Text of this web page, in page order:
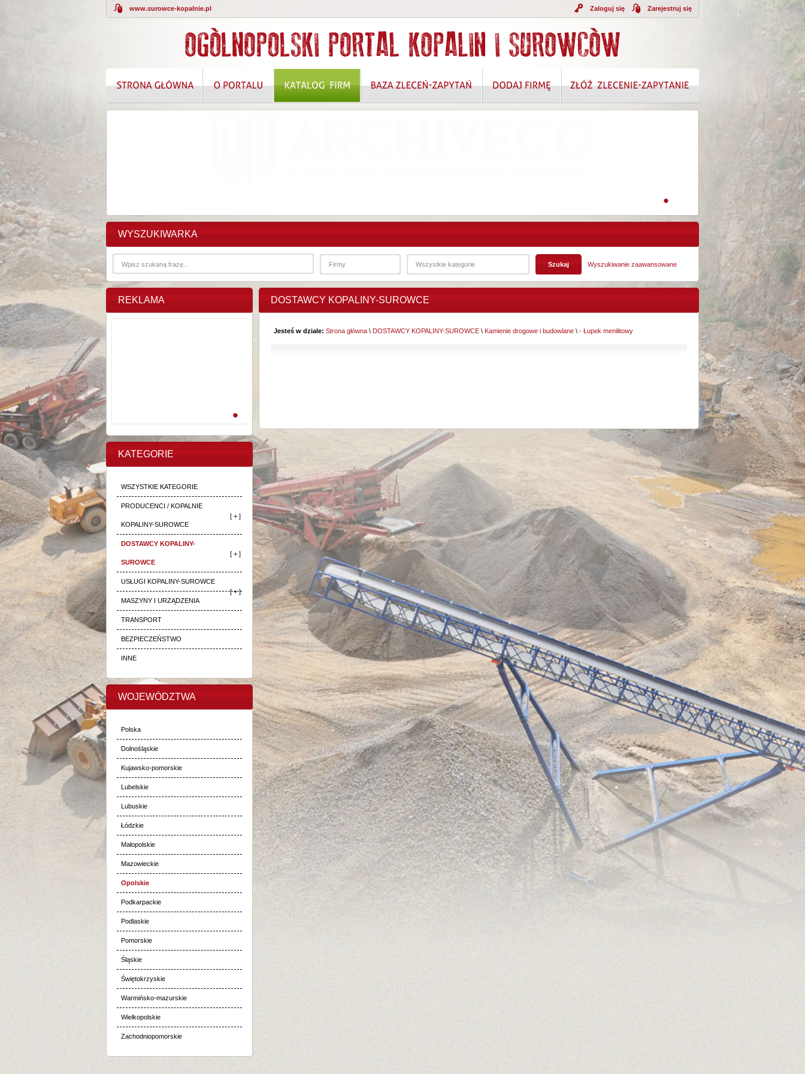
www.surowce-kopalnie.pl Zarejestruj się
Zaloguj się
WYSZUKIWARKA
Wyszukiwanie zaawansowane
REKLAMA
KATEGORIE
WSZYSTKIE KATEGORIE
PRODUCENCI / KOPALNIE
KOPALINY-SUROWCE
[ + ]
DOSTAWCY KOPALINY-
SUROWCE
[ + ]
USŁUGI KOPALINY-SUROWCE
[ + ]
MASZYNY I URZĄDZENIA
TRANSPORT
BEZPIECZEŃSTWO
INNE
WOJEWÓDZTWA
Polska
Dolnośląskie
Kujawsko-pomorskie
Lubelskie
Lubuskie
Łódzkie
Małopolskie
Mazowieckie
Opolskie
Podkarpackie
Podlaskie
Pomorskie
Śląskie
Świętokrzyskie
Warmińsko-mazurskie
Wielkopolskie
Zachodniopomorskie
DOSTAWCY KOPALINY-SUROWCE
Jesteś w dziale: Strona główna \ DOSTAWCY KOPALINY-SUROWCE \ Kamienie drogowe i budowlane \ - Łupek menilitowy